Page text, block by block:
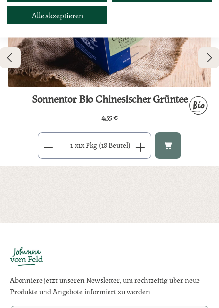
Alle akzeptieren
Sonnentor Bio Chinesischer Grüntee
Regulärer Preis:
4,55 €
Produkt Anzahl: Gib den gewünschten Wert ein oder benutze
x1x Pkg (18 Beutel)
Abonniere jetzt unseren Newsletter, um rechtzeitig über neue
Produkte und Angebote informiert zu werden.